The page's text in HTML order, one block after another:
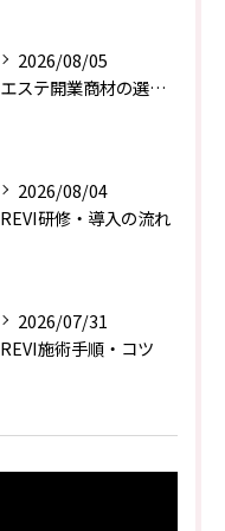
2026/08/05
エステ開業商材の選び方
2026/08/04
REVI研修・導入の流れ
2026/07/31
REVI施術手順・コツ